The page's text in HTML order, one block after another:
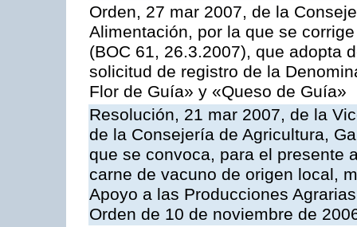
Orden, 27 mar 2007, de la
Alimentación, por la que se
(BOC 61, 26.3.2007), que adopta
solicitud de registro de la
Flor de Guía» y «Queso de Guía»
Resolución, 21 mar 2007, de la
de la Consejería de Agricultura,
que se convoca, para el presente
carne de vacuno de origen local,
Apoyo a las Producciones
Orden de 10 de noviembre de